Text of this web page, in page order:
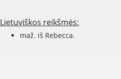
Lietuviškos reikšmės:
maž. iš Rebecca.